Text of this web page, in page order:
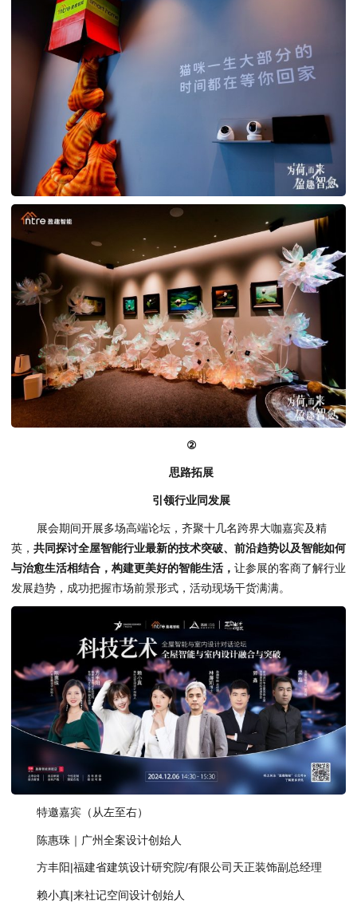
②
思路拓展
引领行业同发展
展会期间开展多场高端论坛，齐聚十几名跨界大咖嘉宾及精
英， 共同探讨全屋智能行业最新的技术突破、前沿趋势以及智能如何
与治愈生活相结合，构建更美好的智能生活， 让参展的客商了解行业
发展趋势，成功把握市场前景形式，活动现场干货满满。
特邀嘉宾（从左至右）
陈惠珠｜广州全案设计创始人
方丰阳|福建省建筑设计研究院/有限公司天正装饰副总经理
赖小真|来社记空间设计创始人